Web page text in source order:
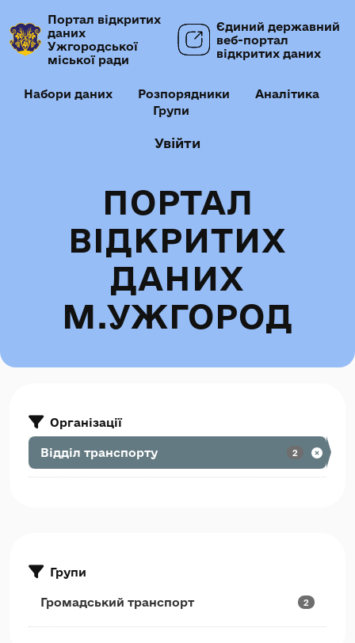
Портал відкритих
даних
Ужгородської
міської ради
Єдиний державний
веб-портал
відкритих даних
Набори даних Розпорядники
Аналітика
Групи
Увійти
ПОРТАЛ
ВІДКРИТИХ
ДАНИХ
М.УЖГОРОД
Організації
Відділ транспорту 2
Групи
Громадський транспорт 2